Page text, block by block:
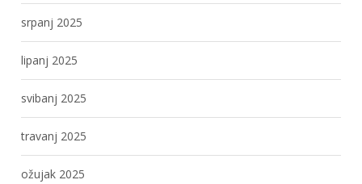
srpanj 2025
lipanj 2025
svibanj 2025
travanj 2025
ožujak 2025